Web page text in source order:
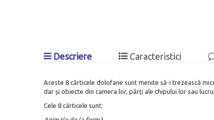
Descriere Caracteristici
Aceste 8 cărticele dolofane sunt menite să-i trezească
dar și obiecte din camera lor, părți ale chipului lor sau
Cele 8 cărticele sunt: